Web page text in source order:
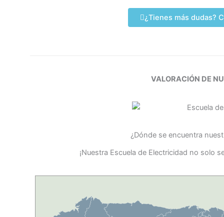
¿Tienes más dudas?
VALORACIÓN DE
¿Dónde se encuentra
¡Nuestra Escuela de Electricidad no solo